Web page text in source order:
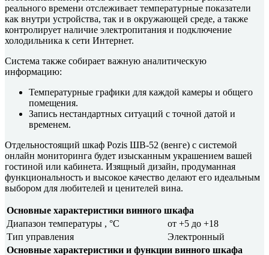
реального времени отслеживает температурные показатели
как внутри устройства, так и в окружающей среде, а также
контролирует наличие электропитания и подключение
холодильника к сети Интернет.
Система также собирает важную аналитическую
информацию:
Температурные графики для каждой камеры и общего
помещения.
Запись нестандартных ситуаций с точной датой и
временем.
Отдельностоящий шкаф Pozis ШВ-52 (венге) с системой
онлайн мониторинга будет изысканным украшением вашей
гостиной или кабинета. Изящный дизайн, продуманная
функциональность и высокое качество делают его идеальным
выбором для любителей и ценителей вина.
Основные характеристики винного шкафа
Диапазон температуры , °C
от +5 до +18
Тип управления
Электронный
Основные характеристики и функции винного шкафа